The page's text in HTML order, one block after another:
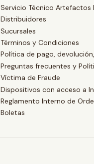
Servicio Técnico Artefactos
Distribuidores
Sucursales
Términos y Condiciones
Política de pago,
Preguntas frecuentes y
Víctima de Fraude
Dispositivos con acceso a
Reglamento Interno de
Boletas